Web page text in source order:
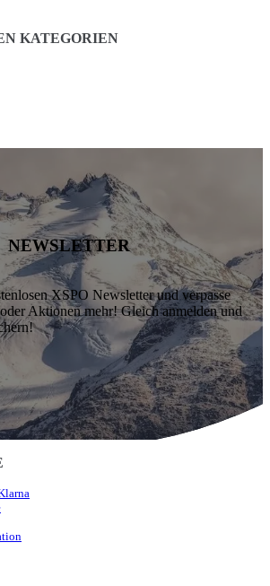
KATEGORIEN
NEWSLETTER
XSPO Newsletter und verpasse
Aktionen mehr! Gleich anmelden und